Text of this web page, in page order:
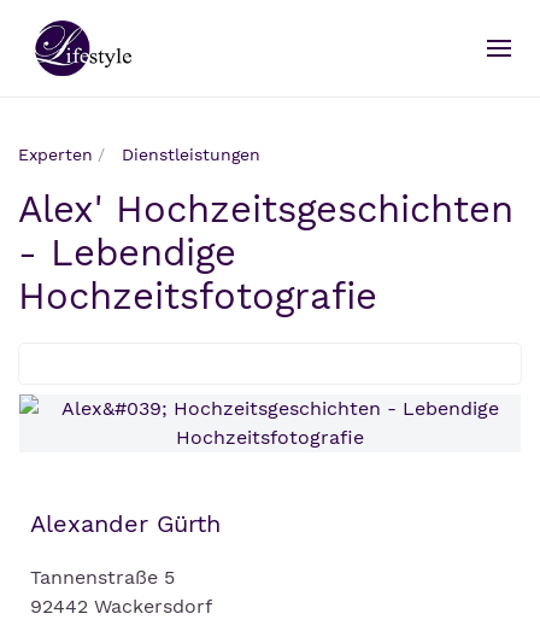
Experten Dienstleistungen
Alex' Hochzeitsgeschichten
- Lebendige
Hochzeitsfotografie
Alexander Gürth
Tannenstraße 5
92442 Wackersdorf